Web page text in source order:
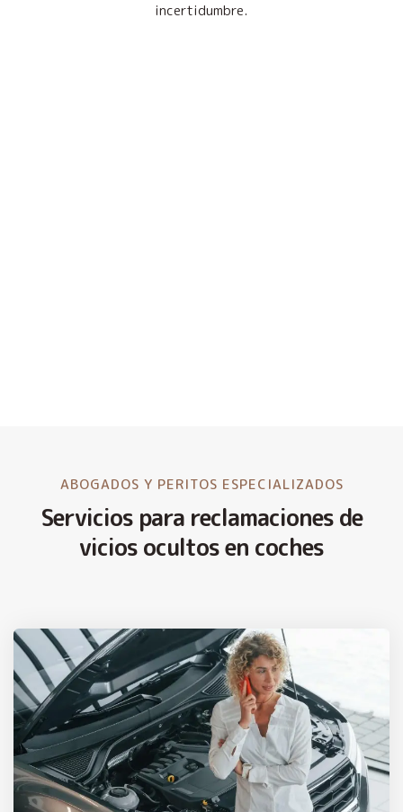
incertidumbre.
ABOGADOS Y PERITOS ESPECIALIZADOS
Servicios para reclamaciones de
vicios ocultos en coches